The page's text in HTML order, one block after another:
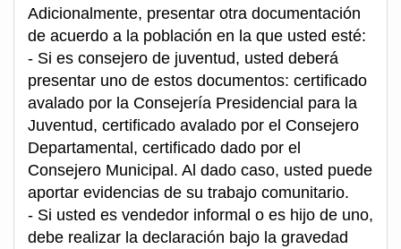
Adicionalmente, presentar otra documentación
de acuerdo a la población en la que usted esté:
- Si es consejero de juventud, usted deberá
presentar uno de estos documentos: certificado
avalado por la Consejería Presidencial para la
Juventud, certificado avalado por el Consejero
Departamental, certificado dado por el
Consejero Municipal. Al dado caso, usted puede
aportar evidencias de su trabajo comunitario.
- Si usted es vendedor informal o es hijo de uno,
debe realizar la declaración bajo la gravedad